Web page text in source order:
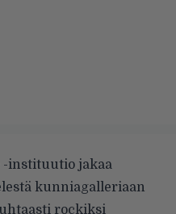
-instituutio jakaa
kunniagalleriaan
rockiksi